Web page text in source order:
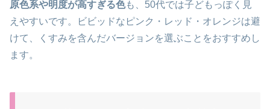
原色系や明度が高すぎる色も、50代では子どもっぽく見
えやすいです。ビビッドなピンク・レッド・オレンジは避
けて、くすみを含んだバージョンを選ぶことをおすすめし
ます。